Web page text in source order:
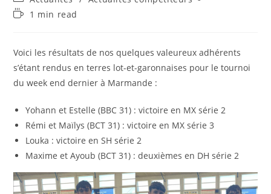
category:
Temps1 min read
Voici les résultats de nos quelques valeureux adhérents
s’étant rendus en terres lot-et-garonnaises pour le tournoi
du week end dernier à Marmande :
Yohann et Estelle (BBC 31) : victoire en MX série 2
Rémi et Maïlys (BCT 31) : victoire en MX série 3
Louka : victoire en SH série 2
Maxime et Ayoub (BCT 31) : deuxièmes en DH série 2